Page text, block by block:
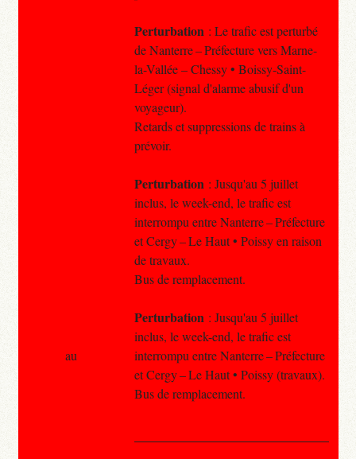
Perturbation : Le trafic est perturbé
de Nanterre – Préfecture vers Marne-
la-Vallée – Chessy • Boissy-Saint-
Léger (signal d'alarme abusif d'un
voyageur).
Retards et suppressions de trains à
prévoir.
Perturbation : Jusqu'au 5 juillet
inclus, le week-end, le trafic est
interrompu entre Nanterre – Préfecture
et Cergy – Le Haut • Poissy en raison
de travaux.
Bus de remplacement.
Perturbation : Jusqu'au 5 juillet
inclus, le week-end, le trafic est
interrompu entre Nanterre – Préfecture
et Cergy – Le Haut • Poissy (travaux).
Bus de remplacement.
au